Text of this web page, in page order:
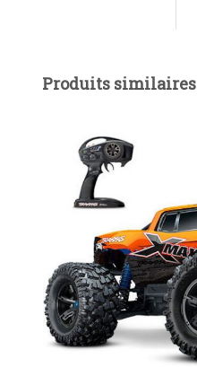
Produits similaires